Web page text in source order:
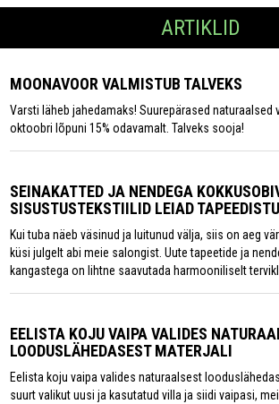
ARTIKLID
MOONAVOOR VALMISTUB TALVEKS
Varsti läheb jahedamaks! Suurepärased naturaalsed
oktoobri lõpuni 15% odavamalt. Talveks sooja!
SEINAKATTED JA NENDEGA
SISUSTUSTEKSTIILID LEIAD
Kui tuba näeb väsinud ja luitunud välja, siis on aeg
küsi julgelt abi meie salongist. Uute tapeetide ja
kangastega on lihtne saavutada harmooniliselt
EELISTA KOJU VAIPA VALIDES
LOODUSLÄHEDASEST MATERJALI
Eelista koju vaipa valides naturaalsest
suurt valikut uusi ja kasutatud villa ja siidi vaipasi,